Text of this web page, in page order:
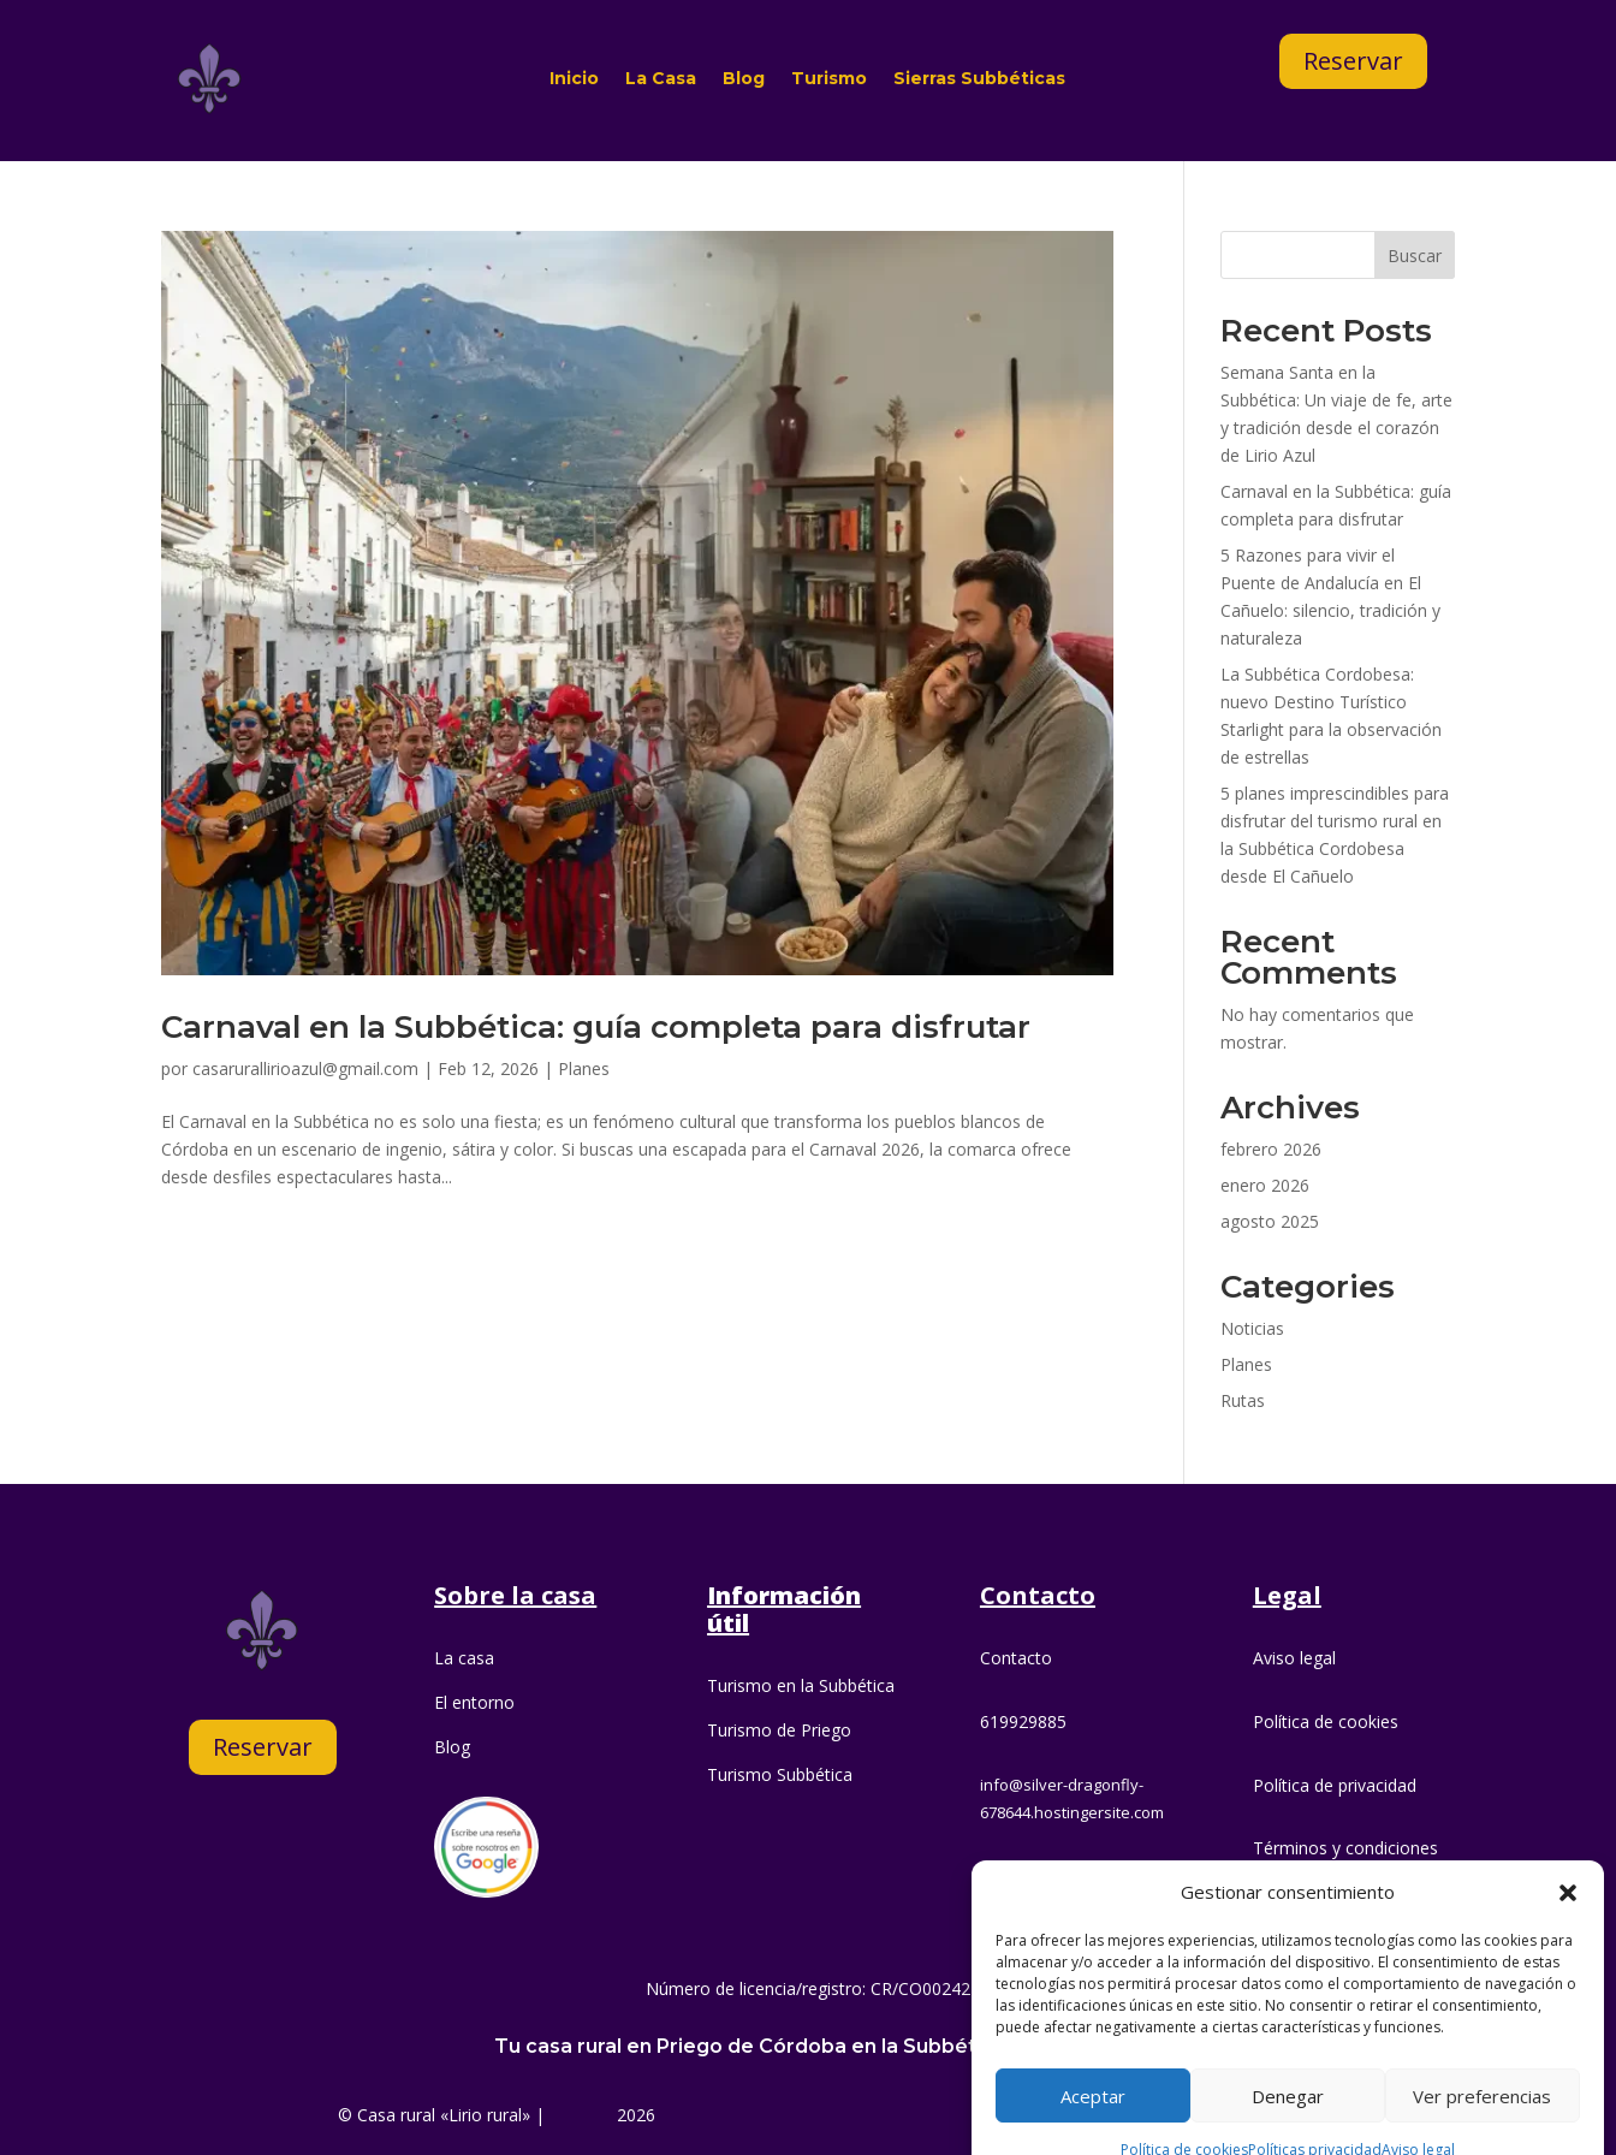
Gestionar consentimiento
Para ofrecer las mejores experiencias, utilizamos tecnologías como las cookies para
almacenar y/o acceder a la información del dispositivo. El consentimiento de estas
tecnologías nos permitirá procesar datos como el comportamiento de navegación o
las identificaciones únicas en este sitio. No consentir o retirar el consentimiento,
puede afectar negativamente a ciertas características y funciones.
Aceptar Denegar Ver preferencias
Política de cookiesPolíticas privacidadAviso legal
Inicio La Casa Blog Turismo Sierras Subbéticas
Reservar
Carnaval en la Subbética: guía completa para disfrutar
por casarurallirioazul@gmail.com | Feb 12, 2026 | Planes
El Carnaval en la Subbética no es solo una fiesta; es un fenómeno cultural que transforma los pueblos blancos de
Córdoba en un escenario de ingenio, sátira y color. Si buscas una escapada para el Carnaval 2026, la comarca ofrece
desde desfiles espectaculares hasta...
Buscar
Recent Posts
Semana Santa en la
Subbética: Un viaje de fe, arte
y tradición desde el corazón
de Lirio Azul
Carnaval en la Subbética: guía
completa para disfrutar
5 Razones para vivir el
Puente de Andalucía en El
Cañuelo: silencio, tradición y
naturaleza
La Subbética Cordobesa:
nuevo Destino Turístico
Starlight para la observación
de estrellas
5 planes imprescindibles para
disfrutar del turismo rural en
la Subbética Cordobesa
desde El Cañuelo
Recent
Comments
No hay comentarios que
mostrar.
Archives
febrero 2026
enero 2026
agosto 2025
Categories
Noticias
Planes
Rutas
Reservar
Sobre la casa
La casa
El entorno
Blog
Información
útil
Turismo en la Subbética
Turismo de Priego
Turismo Subbética
Contacto
Contacto
619929885
info@silver-dragonfly-
678644.hostingersite.com
Legal
Aviso legal
Política de cookies
Política de privacidad
Términos y condiciones
Número de licencia/registro: CR/CO00242
Tu casa rural en Priego de Córdoba en la Subbética Cordobesa
© Casa rural «Lirio rural» | 2026 Diseña: Argamasa